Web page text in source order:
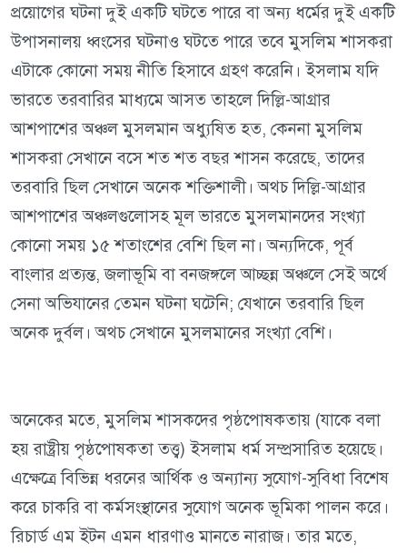
প্রয়োগের ঘটনা দুই একটি ঘটতে পারে বা অন্য ধর্মের দুই একটি
উপাসনালয় ধ্বংসের ঘটনাও ঘটতে পারে তবে মুসলিম শাসকরা
এটাকে কোনো সময় নীতি হিসাবে গ্রহণ করেনি। ইসলাম যদি
ভারতে তরবারির মাধ্যমে আসত তাহলে দিল্লি-আগ্রার
আশপাশের অঞ্চল মুসলমান অধ্যুষিত হত, কেননা মুসলিম
শাসকরা সেখানে বসে শত শত বছর শাসন করেছে, তাদের
তরবারি ছিল সেখানে অনেক শক্তিশালী। অথচ দিল্লি-আগ্রার
আশপাশের অঞ্চলগুলোসহ মূল ভারতে মুসলমানদের সংখ্যা
কোনো সময় ১৫ শতাংশের বেশি ছিল না। অন্যদিকে, পূর্ব
বাংলার প্রত্যন্ত, জলাভূমি বা বনজঙ্গলে আচ্ছন্ন অঞ্চলে সেই অর্থে
সেনা অভিযানের তেমন ঘটনা ঘটেনি; যেখানে তরবারি ছিল
অনেক দুর্বল। অথচ সেখানে মুসলমানের সংখ্যা বেশি।
অনেকের মতে, মুসলিম শাসকদের পৃষ্ঠপোষকতায় (যাকে বলা
হয় রাষ্ট্রীয় পৃষ্ঠপোষকতা তত্ত্ব) ইসলাম ধর্ম সম্প্রসারিত হয়েছে।
এক্ষেত্রে বিভিন্ন ধরনের আর্থিক ও অন্যান্য সুযোগ-সুবিধা বিশেষ
করে চাকরি বা কর্মসংস্থানের সুযোগ অনেক ভূমিকা পালন করে।
রিচার্ড এম ইটন এমন ধারণাও মানতে নারাজ। তার মতে,